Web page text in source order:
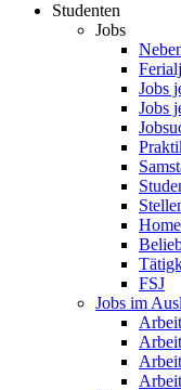
Studenten
Jobs
Jobs
Jobs
FSJ
Jobs im